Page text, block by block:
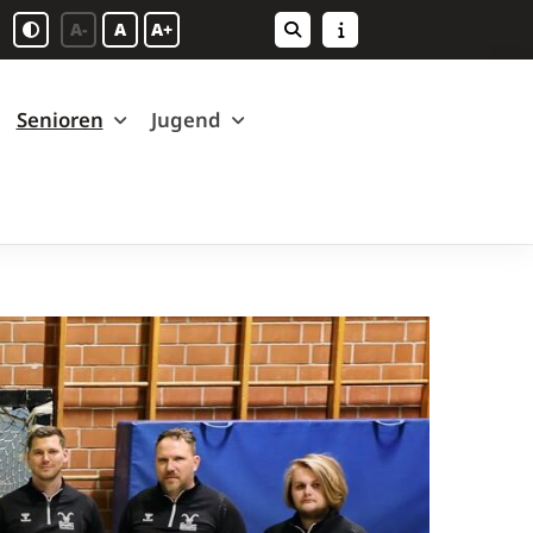
A- A A+
Senioren Jugend